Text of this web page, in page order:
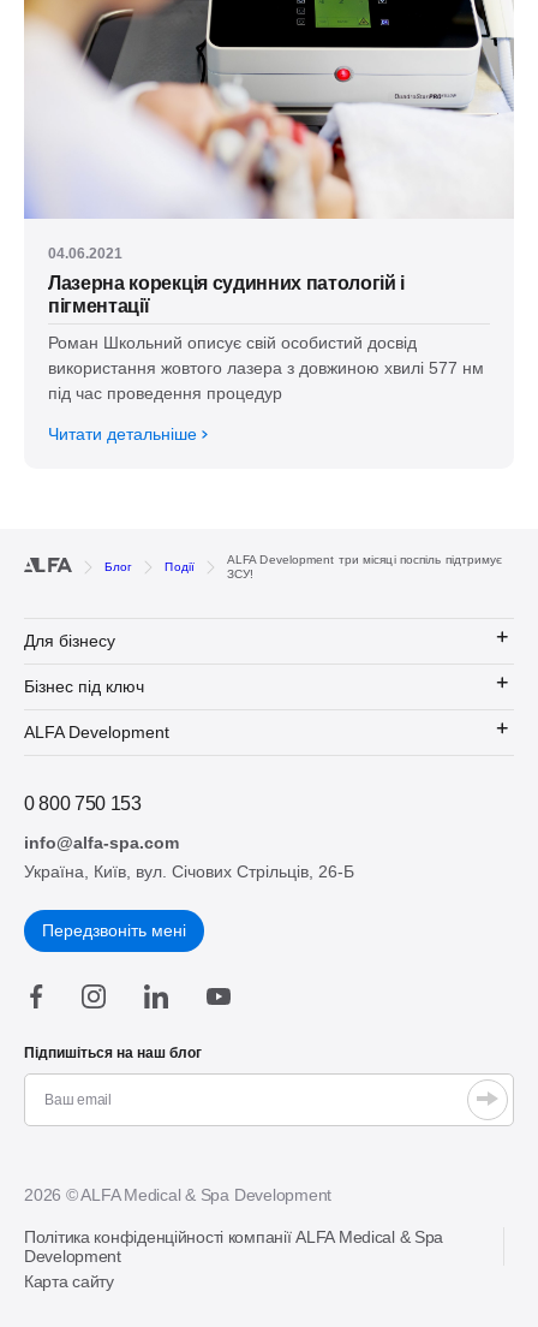
04.06.2021
Лазерна корекція судинних патологій і
пігментації
Роман Школьний описує свій особистий досвід
використання жовтого лазера з довжиною хвилі 577 нм
під час проведення процедур
Читати детальніше
Блог Події
ALFA Development три місяці поспіль підтримує
ЗСУ!
Для бізнесу
Бізнес під ключ
ALFA Development
0 800 750 153
info@alfa-spa.com
Україна, Київ, вул. Січових Стрільців, 26-Б
Передзвоніть мені
Підпишіться на наш блог
2026 © ALFA Medical & Spa Development
Політика конфіденційності компанії ALFA Medical & Spa
Development
Карта сайту